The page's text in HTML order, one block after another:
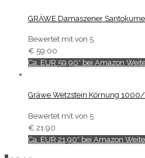
GRÄWE Damaszener
Bewertet mit von 5
€ 59.00
Ca. EUR 59,90* bei Amazon
Gräwe Wetzstein Körnung
Bewertet mit von 5
€ 21.90
Ca. EUR 21,90* bei Amazon